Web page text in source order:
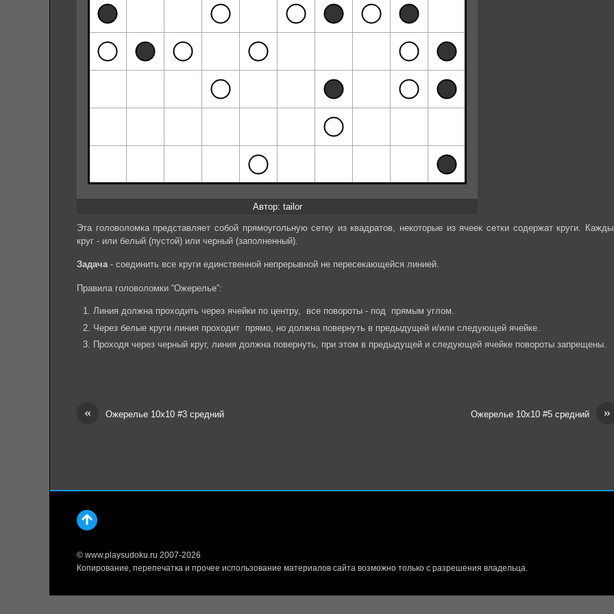
Автор: tailor
Эта головоломка представляет собой прямоугольную сетку из квадратов, некоторые из ячеек сетки содержат круги.
круг - или белый (пустой) или черный (заполненный).
Задача- соединить все круги единственной непрерывной не пересекающейся линией.
Правила головоломки “Ожерелье”:
Линия должна проходить через ячейки по центру, все повороты - под прямым углом.
Через белые круги линия проходит прямо, но должна повернуть в предыдущей и/или следующей ячейке.
Проходя через черный круг, линия должна повернуть, при этом в предыдущей и следующей ячейке повороты запрещены.
« Ожерелье 10х10 #3 средний »
Ожерелье 10х10 #5 средний
© www.playsudoku.ru 2007-2026
Копирование, перепечатка и прочее использование материалов сайта возможно только с разрешения владельца.